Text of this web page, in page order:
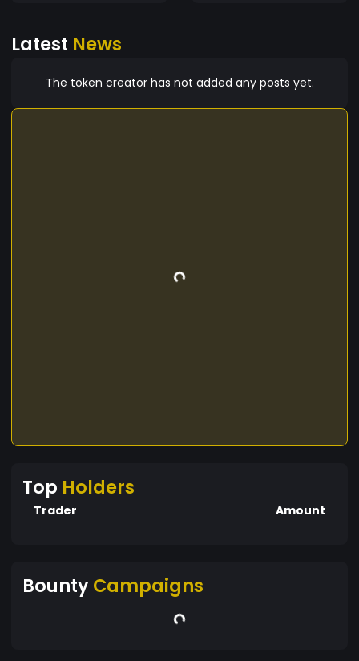
Latest News
The token creator has not added any posts yet.
Top Holders
Trader Amount
BountyCampaigns